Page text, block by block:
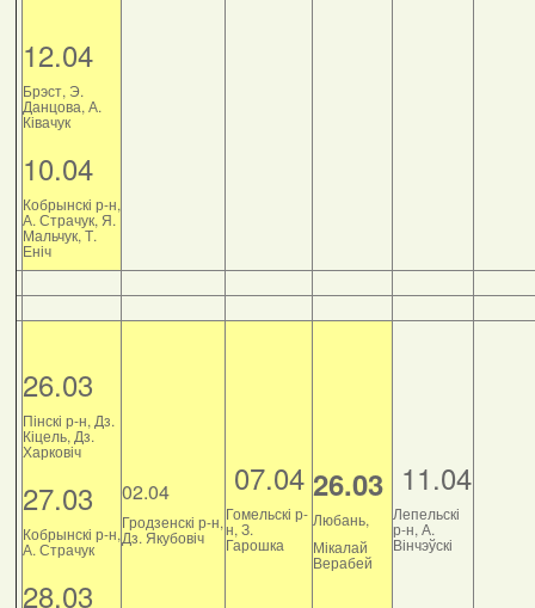
12.04
Брэст, Э.
Данцова, А.
Ківачук
10.04
Кобрынскі р-н,
А. Страчук, Я.
Мальчук, Т.
Еніч
26.03
Пінскі р-н, Дз.
Кіцель, Дз.
Харковіч
27.03
Кобрынскі р-н,
А. Страчук
28.03
02.04
Гродзенскі р-н,
Дз. Якубовіч
07.04
Гомельскі р-
н, З.
Гарошка
26.03
Любань,
Мікалай
Верабей
11.04
Лепельскі
р-н, А.
Вінчэўскі